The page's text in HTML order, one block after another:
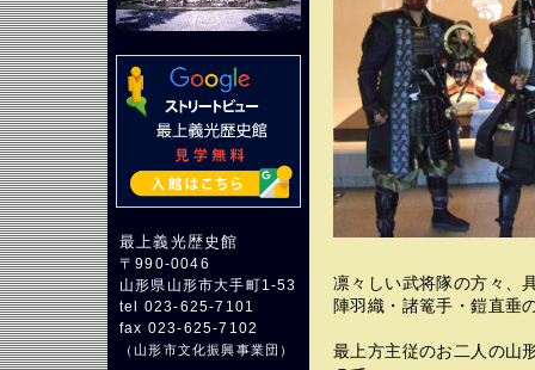
最上義光歴史館
〒990-0046
山形県山形市大手町1-53
tel 023-625-7101
fax 023-625-7102
（山形市文化振興事業団 ）
凛々しい武将隊の方々、
陣羽織・諸篭手・鎧直垂
最上方主従のお二人の山